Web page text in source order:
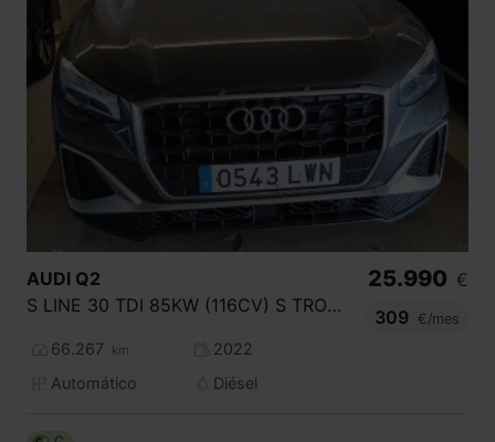
AUDI Q2
S LINE 30 TDI 85KW (116CV) S TRONIC
66.267 km
2022
Automático
Diésel
25.990 €
309
€/mes